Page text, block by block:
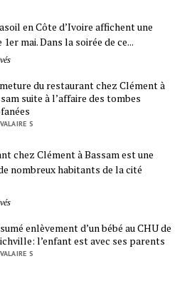
en Côte d’Ivoire affichent une
mai. Dans la soirée de ce...
du restaurant chez Clément à
suite à l’affaire des tombes
S
chez Clément à Bassam est une
nombreux habitants de la cité
enlèvement d’un bébé au CHU de
l’enfant est avec ses parents
S